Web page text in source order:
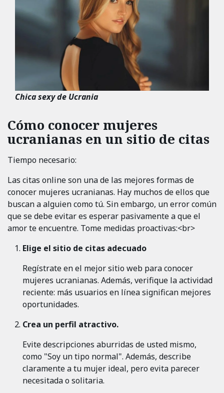
Chica sexy de Ucrania
Cómo conocer mujeres
ucranianas en un sitio de citas
Tiempo necesario:
Las citas online son una de las mejores formas de
conocer mujeres ucranianas. Hay muchos de ellos que
buscan a alguien como tú. Sin embargo, un error común
que se debe evitar es esperar pasivamente a que el
amor te encuentre. Tome medidas proactivas:<br>
Elige el sitio de citas adecuado
Regístrate en el mejor sitio web para conocer
mujeres ucranianas. Además, verifique la actividad
reciente: más usuarios en línea significan mejores
oportunidades.
Crea un perfil atractivo.
Evite descripciones aburridas de usted mismo,
como "Soy un tipo normal". Además, describe
claramente a tu mujer ideal, pero evita parecer
necesitada o solitaria.